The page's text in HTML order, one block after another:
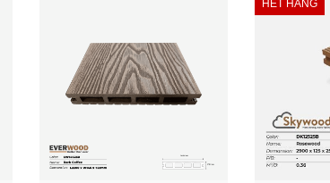
HẾT HÀNG